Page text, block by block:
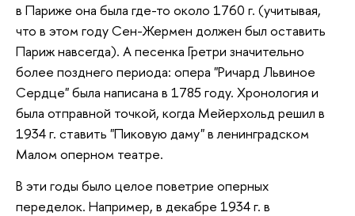
в Париже она была где-то около 1760 г. (учитывая,
что в этом году Сен-Жермен должен был оставить
Париж навсегда). А песенка Гретри значительно
более позднего периода: опера "Ричард Львиное
Сердце" была написана в 1785 году. Хронология и
была отправной точкой, когда Мейерхольд решил в
1934 г. ставить "Пиковую даму" в ленинградском
Малом оперном театре.
В эти годы было целое поветрие оперных
переделок. Например, в декабре 1934 г. в